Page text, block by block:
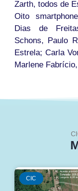
Zarth, todos de
Oito
Dias de
Schons, Paulo
Estrela; Carla
Marlene
CIC